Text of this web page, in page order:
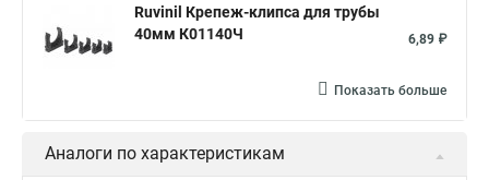
Ruvinil Крепеж-клипса для трубы
40мм К01140Ч
6,89 ₽
Показать больше
Аналоги по характеристикам